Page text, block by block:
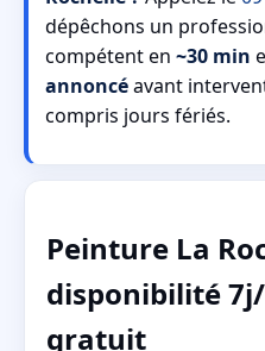
dépêchons un
compétent en ~30 min
annoncéavant
compris jours fériés.
Peinture La
disponibilité
gratuit